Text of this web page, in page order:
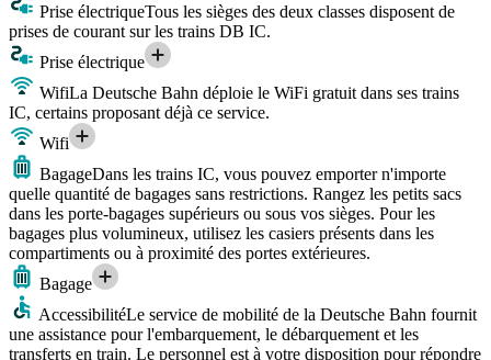
Prise électriqueTous les sièges des deux classes disposent de
prises de courant sur les trains DB IC.
Prise électrique
WifiLa Deutsche Bahn déploie le WiFi gratuit dans ses trains
IC, certains proposant déjà ce service.
Wifi
BagageDans les trains IC, vous pouvez emporter n'importe
quelle quantité de bagages sans restrictions. Rangez les petits sacs
dans les porte-bagages supérieurs ou sous vos sièges. Pour les
bagages plus volumineux, utilisez les casiers présents dans les
compartiments ou à proximité des portes extérieures.
Bagage
AccessibilitéLe service de mobilité de la Deutsche Bahn fournit
une assistance pour l'embarquement, le débarquement et les
transferts en train. Le personnel est à votre disposition pour répondre